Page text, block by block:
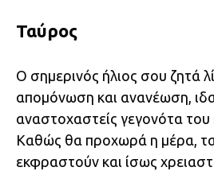
Ταύρος
Ο σημερινός ήλιος σου ζητά
απομόνωση και ανανέωση,
αναστοχαστείς γεγονότα
Καθώς θα προχωρά η μέρα,
εκφραστούν και ίσως